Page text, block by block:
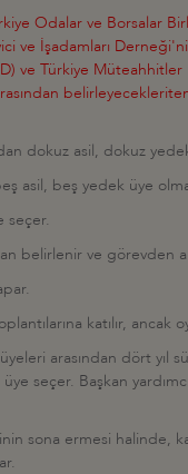
Odalar ve Borsalar
ve İşadamları
ve Türkiye
dokuz asil, dokuz
asil, beş yedek üye
seçer.
belirlenir ve görevden
katılır, ancak
arasından dört yıl
seçer. Başkan
sona ermesi halinde,